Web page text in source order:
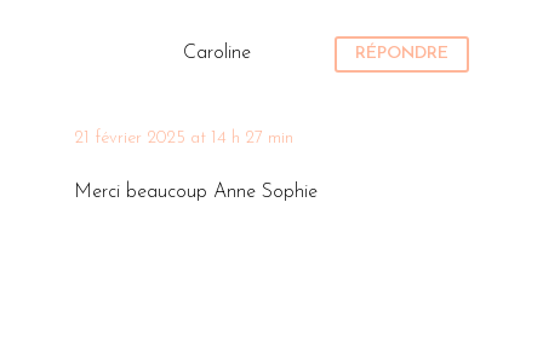
Caroline
21 février 2025 at 14 h 27 min
RÉPONDRE
Merci beaucoup Anne Sophie